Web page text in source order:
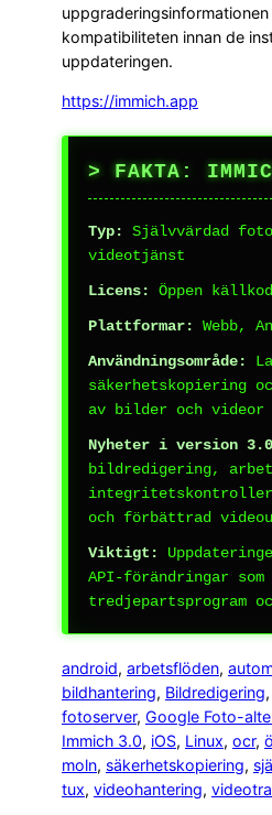
kompatibiliteten innan de
uppdateringen.
https://immich.app
> FAKTA:
Typ:
Självvärdad
videotjänst
Licens:
Öppen källkod
Plattformar:
Webb,
Användningsområde:
säkerhetskopiering
av bilder och videor
Nyheter i version
bildredigering,
och förbättrad
Viktigt:
API-förändringar som
tredjepartsprogram
android, arbetsflöden,
bildhantering, Bildredigering,
fotoserver, Google Foto-
Immich 3.0, iOS, Linux, ocr,
moln, säkerhetskopiering,
tux, videohantering,